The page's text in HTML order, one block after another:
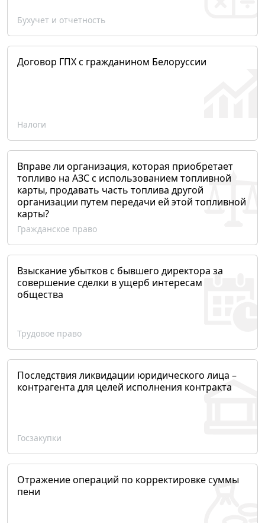
Бухучет и отчетность
Договор ГПХ с гражданином Белоруссии
Налоги
Вправе ли организация, которая приобретает
топливо на АЗС с использованием топливной
карты, продавать часть топлива другой
организации путем передачи ей этой топливной
карты?
Гражданское право
Взыскание убытков с бывшего директора за
совершение сделки в ущерб интересам
общества
Трудовое право
Последствия ликвидации юридического лица –
контрагента для целей исполнения контракта
Госзакупки
Отражение операций по корректировке суммы
пени